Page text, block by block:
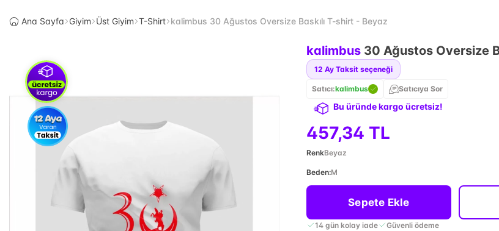
Ana Sayfa Giyim Üst Giyim T-Shirt kalimbus 30 Ağustos Oversize Baskılı T-shirt - Beyaz
kalimbus 30 Ağustos Oversize
12 Ay Taksit seçeneği
Satıcı:kalimbus Satıcıya Sor
Bu üründe kargo ücretsiz!
457,34 TL
RenkBeyaz
Beden:M
Sepete Ekle
14 gün kolay iade Güvenli ödeme